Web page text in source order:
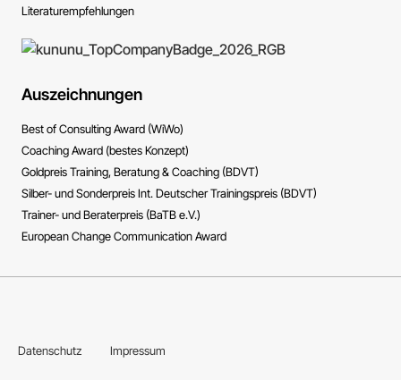
Literatur­empfehlungen
Auszeichnungen
Best of Consulting Award (WiWo)
Coaching Award (bestes Konzept)
Goldpreis Training, Beratung & Coaching (BDVT)
Silber- und Sonderpreis Int. Deutscher Trainingspreis (BDVT)
Trainer- und Beraterpreis (BaTB e.V.)
European Change Communication Award
Datenschutz Impressum